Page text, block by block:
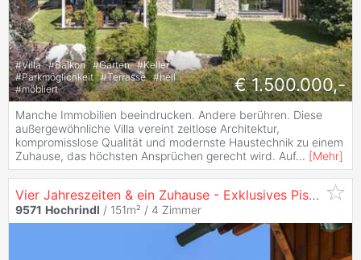
#Villa #Balkon #Garten #Keller
#Parkmöglichkeit #Terrasse #hell
#möbliert € 1.500.000,-
Manche Immobilien beeindrucken. Andere berühren. Diese
außergewöhnliche Villa vereint zeitlose Architektur,
kompromisslose Qualität und modernste Haustechnik zu einem
Zuhause, das höchsten Ansprüchen gerecht wird. Auf... [Mehr]
Vier Jahreszeiten & ein Zuhause - Exklusives Pisten-Chalet auf der
9571 Hochrindl / 151m² / 4 Zimmer